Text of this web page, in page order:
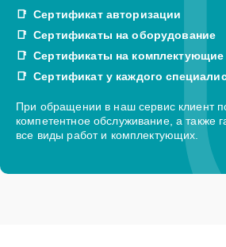
Сертификат авторизации
Сертификаты на оборудование
Сертификаты на комплектующие
Сертификат у каждого
При обращении в наш сервис клиент
компетентное обслуживание, а также
все виды работ и комплектующих.